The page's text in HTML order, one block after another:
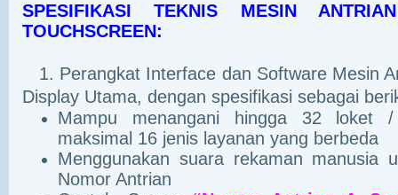
SPESIFIKASI TEKNIS MESIN
TOUCHSCREEN:
1. Perangkat Interface dan Software Mesin
Display Utama, dengan spesifikasi sebagai
Mampu menangani hingga 32 loket
maksimal 16 jenis layanan yang berbeda
Menggunakan suara rekaman manusia
Nomor Antrian